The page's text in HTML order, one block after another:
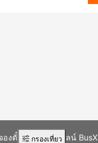
กรองเที่ยว
งตั๋วรถทัวร์ออนไลน์